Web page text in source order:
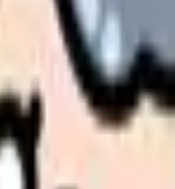
要課題です。
ご紹介します。